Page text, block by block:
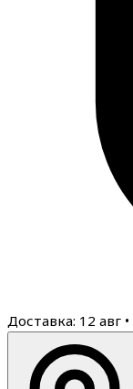
Доставка: 12 авг •